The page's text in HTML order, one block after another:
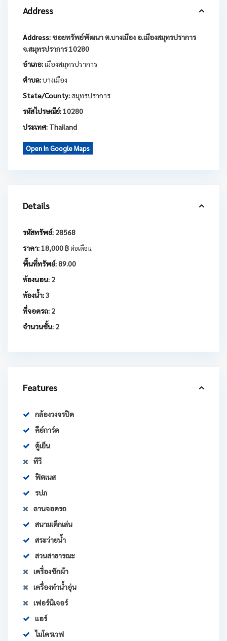
Address
Address:ซอยทรัพย์พัฒนา ต.บางเมือง อ.เมืองสมุทรปราการ
จ.สมุทรปราการ 10280
อำเภอ:เมืองสมุทรปราการ
ตำบล:บางเมือง
State/County:สมุทรปราการ
รหัสไปรษณีย์: 10280
ประเทศ: Thailand
Open In Google Maps
Details
รหัสทรัพย์: 28568
ราคา: 18,000 ฿ต่อเดือน
พื้นที่ทรัพย์:89.00
ห้องนอน: 2
ห้องน้ำ:3
ที่จอดรถ: 2
จำนวนชั้น: 2
Features
กล้องวงจรปิด
คีย์การ์ด
ตู้เย็น
ทีวี
ฟิตเนส
รปภ
ลานจอดรถ
สนามเด็กเล่น
สระว่ายน้ำ
สวนสาธารณะ
เครื่องซักผ้า
เครื่องทำน้ำอุ่น
เฟอร์นิเจอร์
แอร์
ไมโครเวฟ